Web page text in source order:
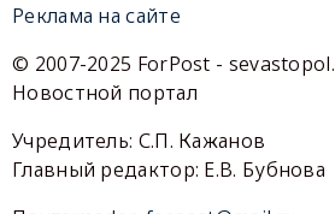
Реклама на сайте
© 2007-2025 ForPost -
Новостной портал
Учредитель: С.П. Кажанов
Главный редактор: Е.В. Бубнова